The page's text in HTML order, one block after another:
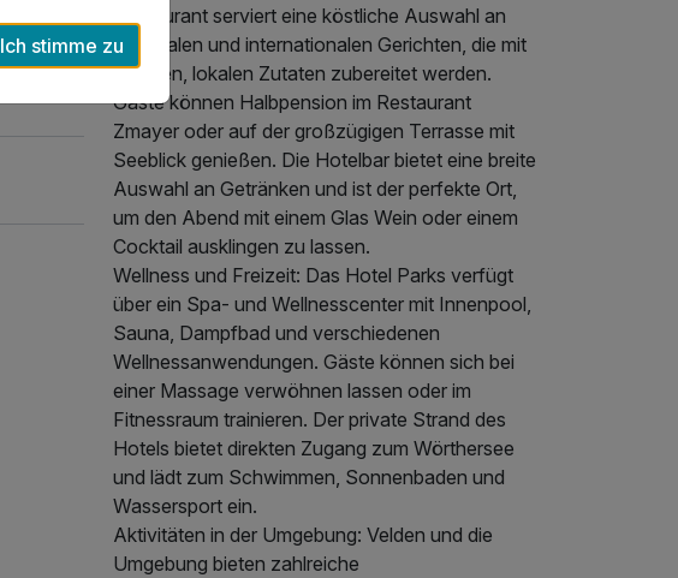
Restaurant serviert eine köstliche Auswahl an
regionalen und internationalen Gerichten, die mit
frischen, lokalen Zutaten zubereitet werden.
Gäste können Halbpension im Restaurant
Zmayer oder auf der großzügigen Terrasse mit
Seeblick genießen. Die Hotelbar bietet eine breite
Auswahl an Getränken und ist der perfekte Ort,
um den Abend mit einem Glas Wein oder einem
Cocktail ausklingen zu lassen.
Wellness und Freizeit: Das Hotel Parks verfügt
über ein Spa- und Wellnesscenter mit Innenpool,
Sauna, Dampfbad und verschiedenen
Wellnessanwendungen. Gäste können sich bei
einer Massage verwöhnen lassen oder im
Fitnessraum trainieren. Der private Strand des
Hotels bietet direkten Zugang zum Wörthersee
und lädt zum Schwimmen, Sonnenbaden und
Wassersport ein.
Aktivitäten in der Umgebung: Velden und die
Umgebung bieten zahlreiche
Ich stimme zu